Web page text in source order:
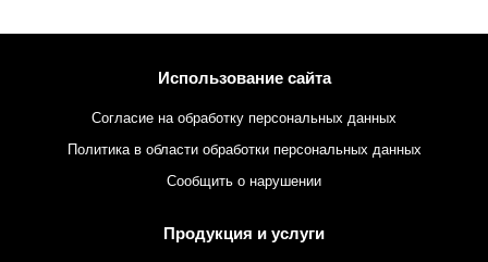
Использование сайта
Согласие на обработку персональных данных
Политика в области обработки персональных данных
Сообщить о нарушении
Продукция и услуги